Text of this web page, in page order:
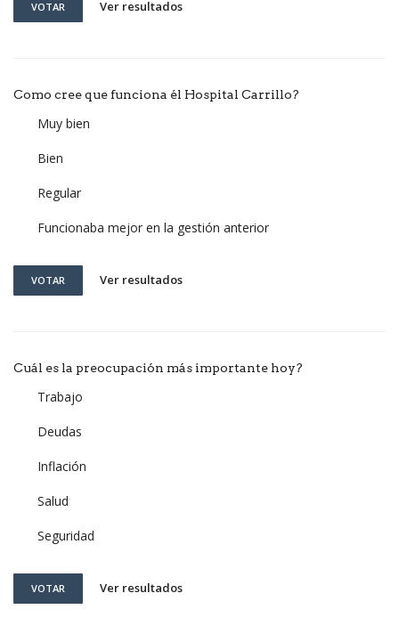
VOTAR Ver resultados
Como cree que funciona él Hospital Carrillo?
Muy bien
Bien
Regular
Funcionaba mejor en la gestión anterior
VOTAR Ver resultados
Cuál es la preocupación más importante hoy?
Trabajo
Deudas
Inflación
Salud
Seguridad
VOTAR Ver resultados